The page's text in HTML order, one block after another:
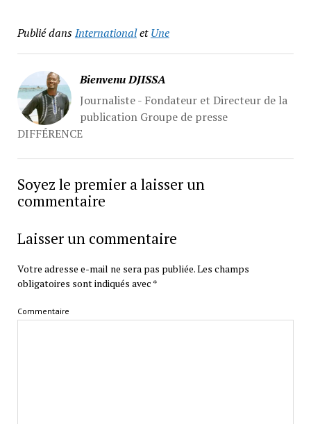
Publié dansInternationaletUne
Bienvenu DJISSA
Journaliste - Fondateur et Directeur de la
publication Groupe de presse
DIFFÉRENCE
Soyez le premier a laisser un
commentaire
Laisser un commentaire
Votre adresse e-mail ne sera pas publiée.Les champs
obligatoires sont indiqués avec *
Commentaire